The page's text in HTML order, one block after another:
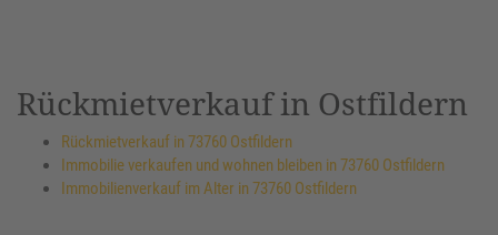
Rückmietverkauf in Ostfildern
Rückmietverkauf in 73760 Ostfildern
Immobilie verkaufen und wohnen bleiben in 73760 Ostfildern
Immobilienverkauf im Alter in 73760 Ostfildern